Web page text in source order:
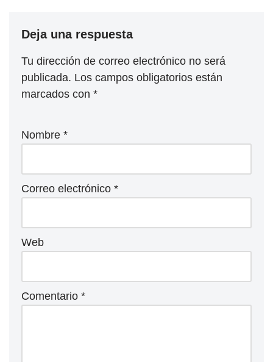
Deja una respuesta
Tu dirección de correo electrónico no será
publicada. Los campos obligatorios están
marcados con *
Nombre *
Correo electrónico *
Web
Comentario *